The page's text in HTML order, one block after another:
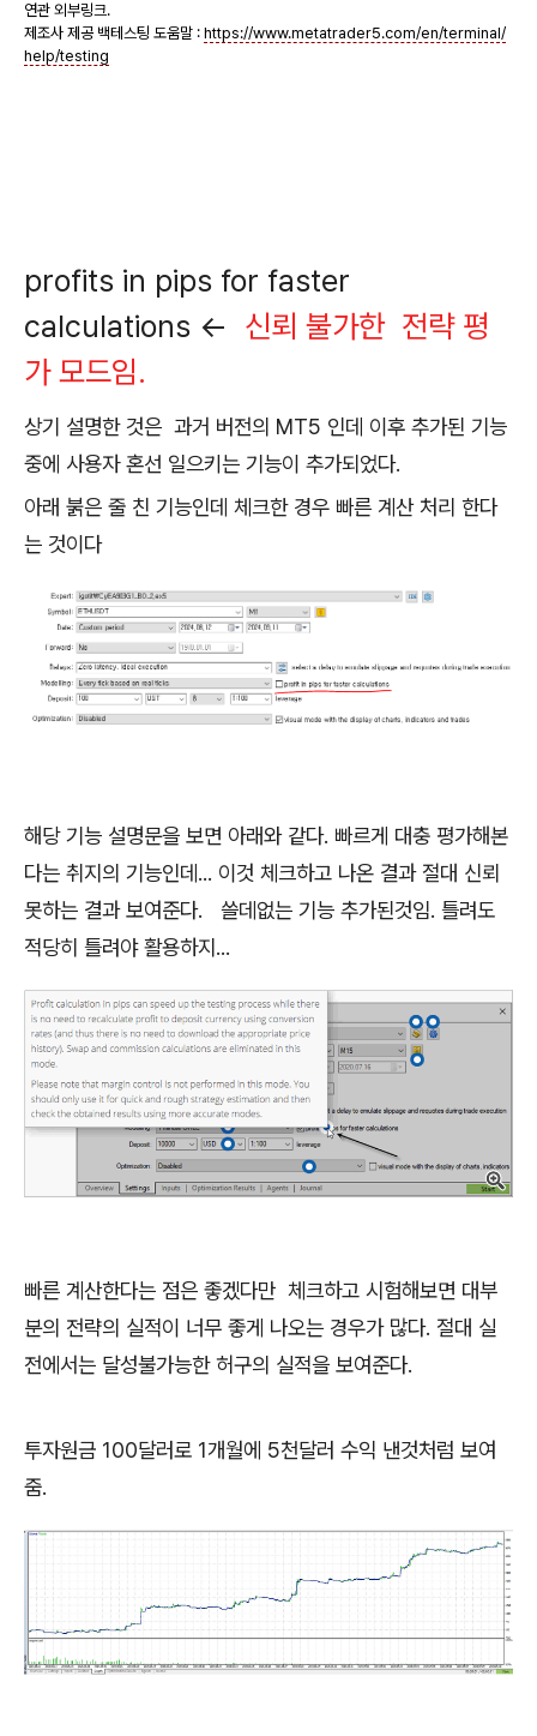
연관 외부링크.
제조사 제공 백테스팅 도움말 : https://www.metatrader5.com/en/terminal/
help/testing
profits in pips for faster
calculations <- 신뢰 불가한 전략 평
가 모드임.
상기 설명한 것은 과거 버전의 MT5 인데 이후 추가된 기능
중에 사용자 혼선 일으키는 기능이 추가되었다.
아래 붉은 줄 친 기능인데 체크한 경우 빠른 계산 처리 한다
는 것이다
해당 기능 설명문을 보면 아래와 같다. 빠르게 대충 평가해본
다는 취지의 기능인데... 이것 체크하고 나온 결과 절대 신뢰
못하는 결과 보여준다. 쓸데없는 기능 추가된것임. 틀려도
적당히 틀려야 활용하지...
빠른 계산한다는 점은 좋겠다만 체크하고 시험해보면 대부
분의 전략의 실적이 너무 좋게 나오는 경우가 많다. 절대 실
전에서는 달성불가능한 허구의 실적을 보여준다.
투자원금 100달러로 1개월에 5천달러 수익 낸것처럼 보여
줌.